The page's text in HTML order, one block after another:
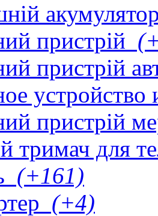
пристрій
пристрій
пристрій
тримач для
(+161)
(+4)